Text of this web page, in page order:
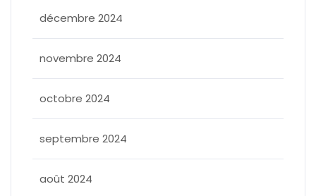
décembre 2024
novembre 2024
octobre 2024
septembre 2024
août 2024